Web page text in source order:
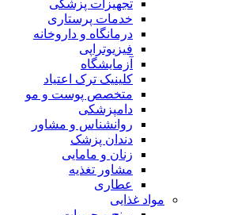
تجهیزات پزشکی
خدمات پرستاری
درمانگاه و داروخانه
فیزیوتراپی
آزمایشگاه
کلینیک ترک اعتیاد
متخصص پوست و مو
دامپزشکی
روانشناس و مشاور
دندان پزشک
زنان و مامایی
مشاور تغذیه
عطاری
مواد غذایی